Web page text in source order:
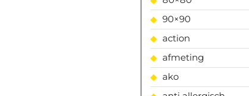
90×90
action
afmeting
ako